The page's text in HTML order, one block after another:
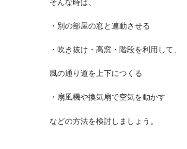
そんな時は、
・別の部屋の窓と連動させる
・吹き抜け・高窓・階段を利用して、
風の通り道を上下につくる
・扇風機や換気扇で空気を動かす
などの方法を検討しましょう。